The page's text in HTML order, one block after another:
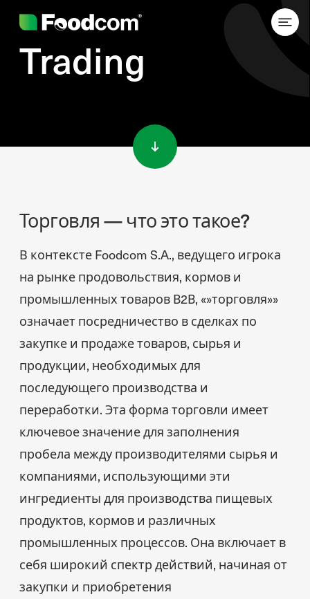
Trading
Торговля — что это такое?
В контексте Foodcom S.A., ведущего игрока
на рынке продовольствия, кормов и
промышленных товаров B2B, «»торговля»»
означает посредничество в сделках по
закупке и продаже товаров, сырья и
продукции, необходимых для
последующего производства и
переработки. Эта форма торговли имеет
ключевое значение для заполнения
пробела между производителями сырья и
компаниями, использующими эти
ингредиенты для производства пищевых
продуктов, кормов и различных
промышленных процессов. Она включает в
себя широкий спектр действий, начиная от
закупки и приобретения